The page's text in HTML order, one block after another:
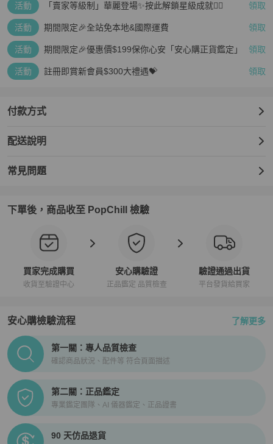
活動 「賣家等級制」華麗登場✨按此解鎖星級成就👆🏻 領取
活動 期間限定🎉全站免本地&國際運費 領取
活動 期間限定🎉優惠價$199保你心安「安心購正貨鑑定」 領取
活動 註冊即賞新會員$300大禮遇💝 領取
付款方式
配送說明
常見問題
下單後，商品收至 PopChill 檢驗
買家完成購買
收貨至驗證中心
安心購驗證
正品鑑定 品質檢查
驗證通過出貨
平台發貨給買家
安心購檢驗流程 了解更多
PopChill拍拍圈正品驗證、安心購檢驗流程介紹
第一關：專人品質檢查
確認商品狀況、配件等 符合頁面描述
第二關：正品鑑定
專業鑑定團隊、AI 儀器鑑定、正品證書
90 天仿品退貨